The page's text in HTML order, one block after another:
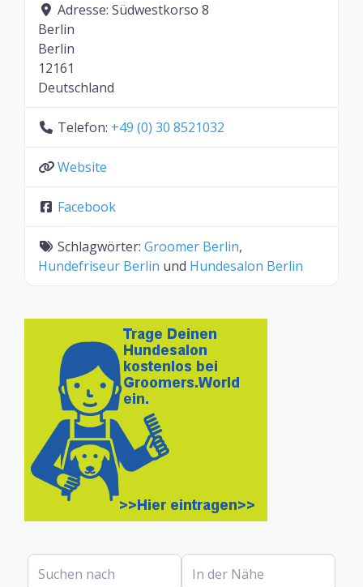
Adresse: Südwestkorso 8
Berlin
Berlin
12161
Deutschland
Telefon: +49 (0) 30 8521032
Website
Facebook
Schlagwörter: Groomer Berlin,
Hundefriseur Berlin und Hundesalon Berlin
Suchen nach In der Nähe